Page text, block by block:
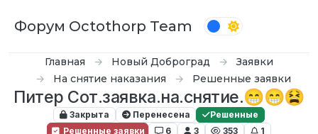
Форум Octothorp Team
Главная Новый Доброград
Заявки
На снятие наказания
Решенные заявки
Питер Сот.заявка.на.снятие.😁😁😫
Закрыта Перенесена
Решенные
Решенные заявки
6 3 353 1